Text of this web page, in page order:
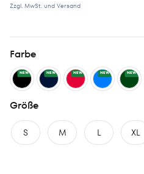
Zzgl. MwSt. und Versand
Farbe
NEW NEW NEW NEW NEW
Größe
S M L XL